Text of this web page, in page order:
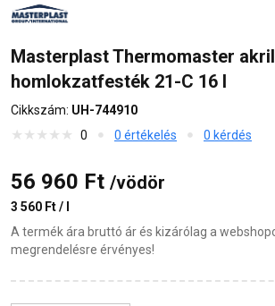
Masterplast Thermomaster akril
homlokzatfesték 21-C 16 l
Cikkszám: UH-744910
0
0 értékelés 0 kérdés
56 960 Ft /vödör
3 560 Ft / l
A termék ára bruttó ár és kizárólag a
megrendelésre érvényes!